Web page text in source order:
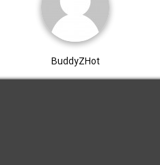
BuddyZHot